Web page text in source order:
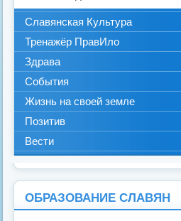
Славянская Культура
Тренажёр ПравИло
Здрава
События
Жизнь на своей земле
Позитив
Вести
ОБРАЗОВАНИЕ СЛАВЯН